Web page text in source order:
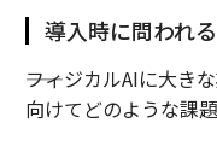
導入時に問われ
――フィジカルAIに大
向けてどのような課